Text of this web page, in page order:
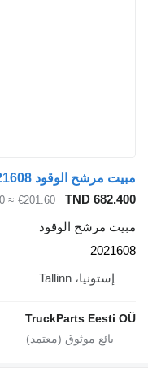
TND
€201.60
≈ $232.90
مرشح الوقود
إستونيا، Tallinn
TruckParts Eesti